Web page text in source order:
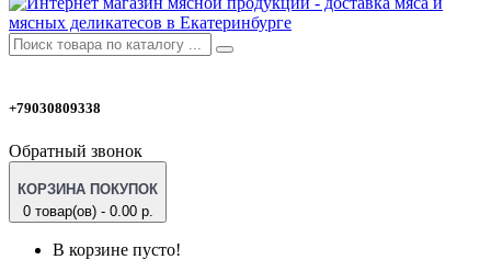
+79030809338
Обратный звонок
КОРЗИНА ПОКУПОК
0 товар(ов) - 0.00 р.
В корзине пусто!